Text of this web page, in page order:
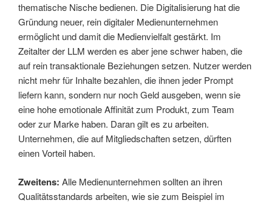
thematische Nische bedienen. Die Digitalisierung hat die
Gründung neuer, rein digitaler Medienunternehmen
ermöglicht und damit die Medienvielfalt gestärkt. Im
Zeitalter der LLM werden es aber jene schwer haben, die
auf rein transaktionale Beziehungen setzen. Nutzer werden
nicht mehr für Inhalte bezahlen, die ihnen jeder Prompt
liefern kann, sondern nur noch Geld ausgeben, wenn sie
eine hohe emotionale Affinität zum Produkt, zum Team
oder zur Marke haben. Daran gilt es zu arbeiten.
Unternehmen, die auf Mitgliedschaften setzen, dürften
einen Vorteil haben.
Zweitens: Alle Medienunternehmen sollten an ihren
Qualitätsstandards arbeiten, wie sie zum Beispiel im